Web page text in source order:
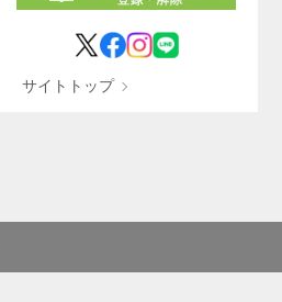
サイトトップ